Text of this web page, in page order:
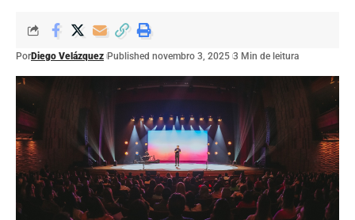
PorDiego Velázquez Published novembro 3, 2025 3 Min de leitura